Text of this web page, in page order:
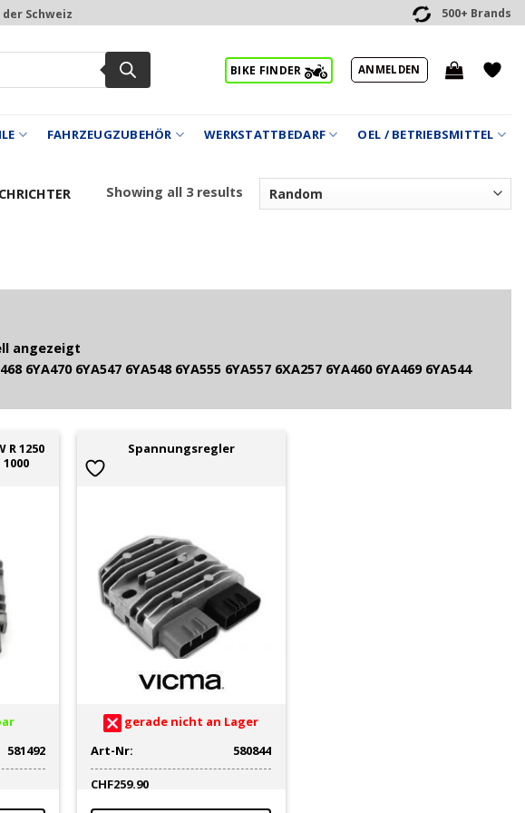
Schweiz 500+ Brands
BIKE FINDER ANMELDEN
FAHRZEUGZUBEHÖR WERKSTATTBEDARF OEL / BETRIEBSMITTEL
Showing all 3 results
angezeigt
6YA470 6YA547 6YA548 6YA555 6YA557 6XA257 6YA460 6YA469 6YA544
1250
581492
Spannungsregler
gerade nicht an Lager
Art-Nr:
580844
CHF259.90